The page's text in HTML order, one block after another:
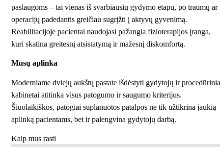
paslaugoms – tai vienas iš svarbiausių gydymo etapų, po traumų ar
operacijų padedantis greičiau sugrįžti į aktyvų gyvenimą.
Reabilitacijoje pacientai naudojasi pažangia fizioterapijos įranga,
kuri skatina greitesnį atsistatymą ir mažesnį diskomfortą.
Mūsų aplinka
Moderniame dviejų aukštų pastate išdėstyti gydytojų ir
kabinetai atitinka visus patogumo ir saugumo kriterijus.
Šiuolaikiškos, patogiai suplanuotos patalpos ne tik užtikrina jaukią
aplinką pacientams, bet ir palengvina gydytojų darbą.
Kaip mus rasti